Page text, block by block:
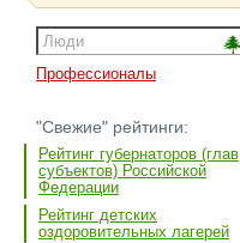
Профессионалы
"Свежие" рейтинги:
Рейтинг губернаторов (глав
субъектов) Российской
Федерации
Рейтинг детских
оздоровительных лагерей